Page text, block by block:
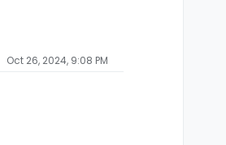
Oct 26, 2024, 9:08 PM